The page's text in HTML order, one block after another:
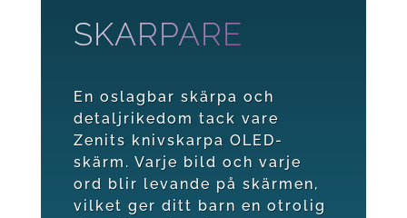
SKARPARE
En oslagbar skärpa och
detaljrikedom tack vare
Zenits knivskarpa OLED-
skärm. Varje bild och varje
ord blir levande på skärmen,
vilket ger ditt barn en otrolig